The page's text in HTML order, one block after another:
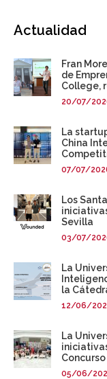
Actualidad
Fran
de
College,
20/07/
La
China
07/07/
Los
Sevilla
03/07/
La
la
12/06/
La
05/06/